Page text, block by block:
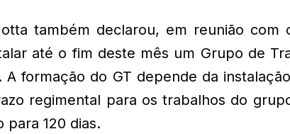
também declarou, em reunião com
até o fim deste mês um Grupo de
A formação do GT depende da
regimental para os trabalhos do
para 120 dias.